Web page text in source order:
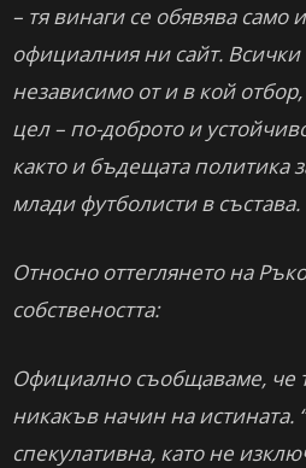
– тя винаги се обявява само
официалния ни сайт. Всички
независимо от и в кой
цел – по-доброто и
както и бъдещата политика
млади футболисти в състава.
Относно оттеглянето на
собствеността:
Официално съобщаваме, че
никакъв начин на истината.
спекулативна, като не